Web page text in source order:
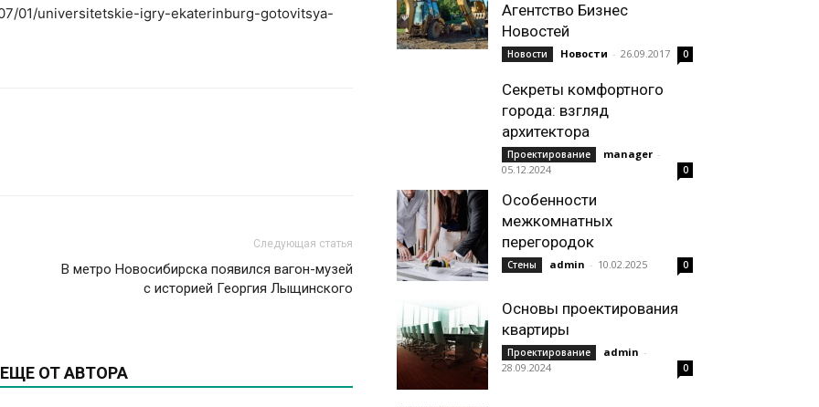
01/universitetskie-igry-ekaterinburg-gotovitsya-
Следующая статья
В метро Новосибирска появился вагон-музей
с историей Георгия Лыщинского
ЕЩЕ ОТ АВТОРА
Агентство Бизнес
Новостей
Новости Новости - 26.09.2017 0
Секреты комфортного
города: взгляд
архитектора
Проектирование manager -
05.12.2024
0
Особенности
межкомнатных
перегородок
Стены admin - 10.02.2025 0
Основы проектирования
квартиры
Проектирование admin -
28.09.2024
0